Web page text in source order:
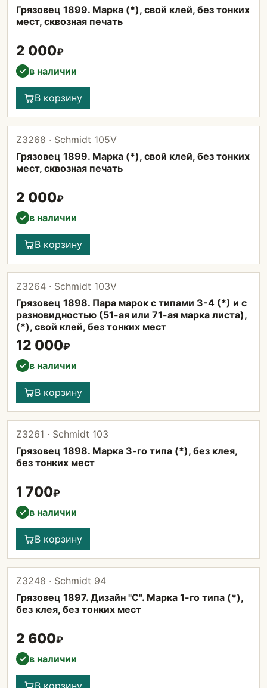
Грязовец 1899. Марка (*), свой клей, без тонких
мест, сквозная печать
2 000₽
✓ в наличии
В корзину
Z3268 · Schmidt 105V
Грязовец 1899. Марка (*), свой клей, без тонких
мест, сквозная печать
2 000₽
✓ в наличии
В корзину
Z3264 · Schmidt 103V
Грязовец 1898. Пара марок с типами 3-4 (*) и с
разновидностью (51-ая или 71-ая марка листа),
(*), свой клей, без тонких мест
12 000₽
✓ в наличии
В корзину
Z3261 · Schmidt 103
Грязовец 1898. Марка 3-го типа (*), без клея,
без тонких мест
1 700₽
✓ в наличии
В корзину
Z3248 · Schmidt 94
Грязовец 1897. Дизайн "С". Марка 1-го типа (*),
без клея, без тонких мест
2 600₽
✓ в наличии
В корзину